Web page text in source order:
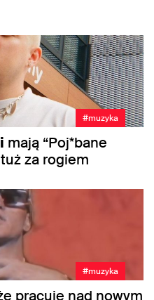
#muzyka
mają “Poj*bane
tuż za rogiem
#muzyka
pracuje nad nowym